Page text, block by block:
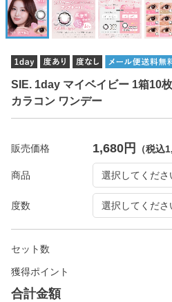
SIE. 1day マイベイビー 1箱10
カラコン ワンデー
販売価格 1,680円 （税込
商品
度数
セット数
獲得ポイント
合計金額